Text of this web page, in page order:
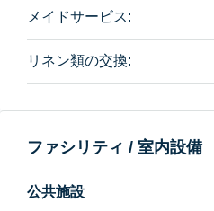
メイドサービス:
リネン類の交換:
ファシリティ / 室内設備
公共施設